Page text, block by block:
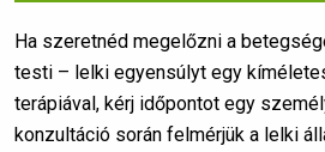
Ha szeretnéd megelőzni a
testi – lelki egyensúlyt egy
terápiával, kérj időpontot egy
konzultáció során felmérjük a lelki